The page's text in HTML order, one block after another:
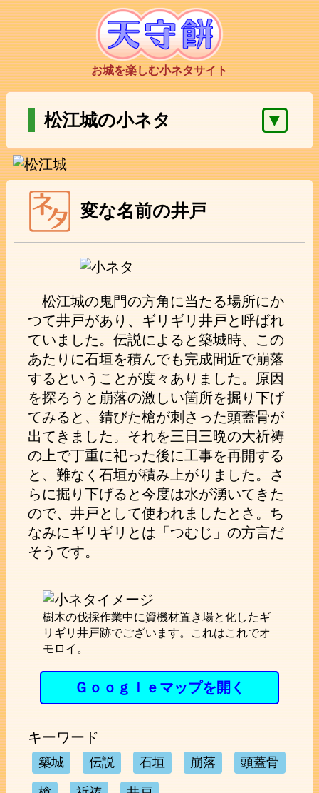
お城を楽しむ小ネタサイト
松江城の小ネタ ▼
変な名前の井戸
松江城の鬼門の方角に当たる場所にか
つて井戸があり、ギリギリ井戸と呼ばれ
ていました。伝説によると築城時、この
あたりに石垣を積んでも完成間近で崩落
するということが度々ありました。原因
を探ろうと崩落の激しい箇所を掘り下げ
てみると、錆びた槍が刺さった頭蓋骨が
出てきました。それを三日三晩の大祈祷
の上で丁重に祀った後に工事を再開する
と、難なく石垣が積み上がりました。さ
らに掘り下げると今度は水が湧いてきた
ので、井戸として使われましたとさ。ち
なみにギリギリとは「つむじ」の方言だ
そうです。
樹木の伐採作業中に資機材置き場と化したギ
リギリ井戸跡でございます。これはこれでオ
モロイ。
Ｇｏｏｇｌｅマップを開く
キーワード
築城 伝説 石垣 崩落 頭蓋骨